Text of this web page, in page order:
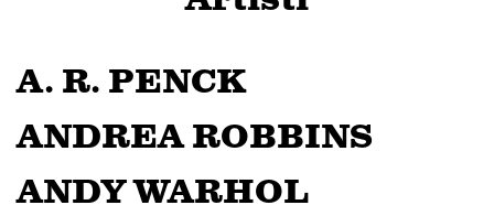
A. R. PENCK
ANDREA ROBBINS
ANDY WARHOL